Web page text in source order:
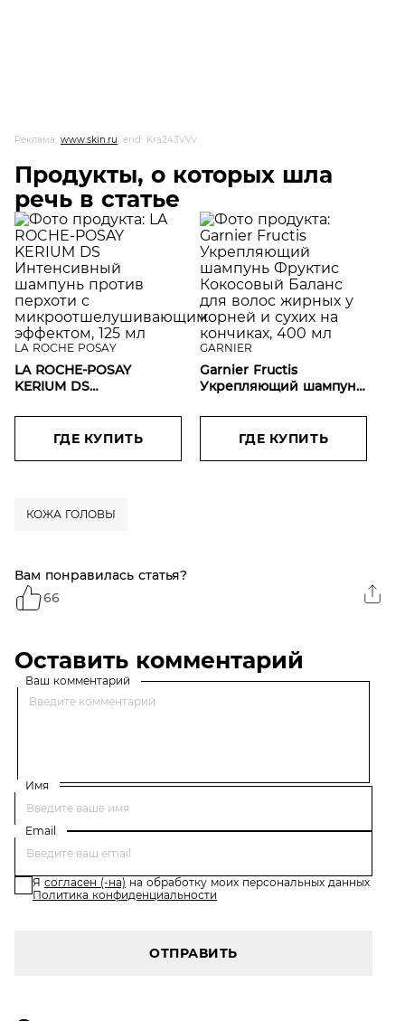
Реклама, www.skin.ru, erid: Kra243VVv
Продукты, о которых шла
речь в статье
LA ROCHE POSAY
LA ROCHE-POSAY
KERIUM DS
против перхоти с
микроотшелушивающим
эффектом, 125 мл
ГДЕ КУПИТЬ
GARNIER
Garnier Fructis
Укрепляющий шампунь
Баланс для волос
жирных у корней и
сухих на кончиках, 400
ГДЕ КУПИТЬ
КОЖА ГОЛОВЫ
Вам понравилась статья?
66
Оставить комментарий
Ваш комментарий
Имя
Email
Я согласен (-на) на обработку моих персональных данных
Политика конфиденциальности
ОТПРАВИТЬ